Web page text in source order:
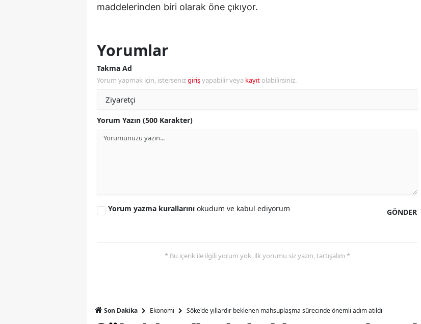
Kırklareli
Niğde
maddelerinden biri olarak öne çıkıyor.
Yorumlar
Takma Ad
Yorum yapmak için, istersenizgirişyapabilir veya kayıt olabilirsiniz.
Yorum Yazın (500 Karakter)
GÖNDER
Yorum yazma kurallarını okudum ve kabul ediyorum
* Bu içerik ile ilgili yorum yok, ilk yorumu siz yazın, tartışalım *
Son Dakika Ekonomi Söke'de yıllardır beklenen mahsuplaşma sürecinde önemli adım atıldı